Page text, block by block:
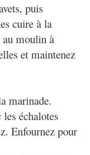
puis
cuire à la
au moulin à
et maintenez
marinade.
échalotes
Enfournez pour